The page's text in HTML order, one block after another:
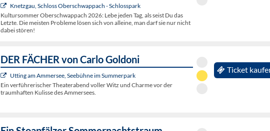
Knetzgau, Schloss Oberschwappach - Schlosspark
Kultursommer Oberschwappach 2026: Lebe jeden Tag, als seist Du das
Letzte. Die meisten Probleme lösen sich von alleine, man darf sie nur nicht
dabei stören!
DER FÄCHER von Carlo Goldoni
Utting am Ammersee, Seebühne im Summerpark
Ein verführerischer Theaterabend voller Witz und Charme vor der
traumhaften Kulisse des Ammersees.
Ticket